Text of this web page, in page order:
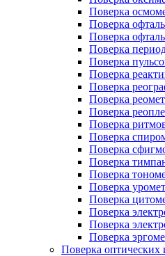
Поверка
Поверка
Поверка
Поверка
Поверка
Поверка
Поверка
Поверка
Поверка
Поверка
Поверка
Поверка
Поверка
Поверка
Поверка
Поверка
Поверка
Поверка
Поверка
Поверка оптических